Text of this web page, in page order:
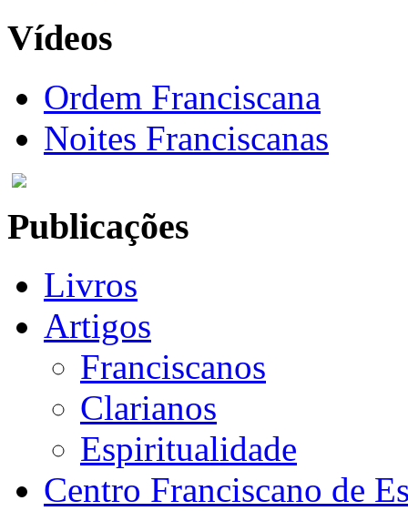
Vídeos
Ordem Franciscana
Noites Franciscanas
Publicações
Livros
Artigos
Franciscanos
Clarianos
Espiritualidade
Centro Franciscano de